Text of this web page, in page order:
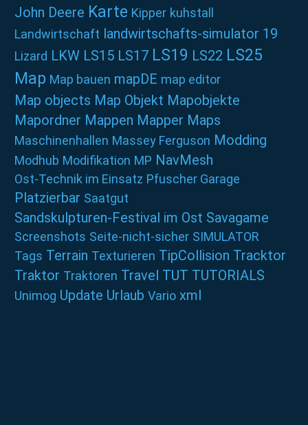
John Deere Karte Kipper kuhstall
Landwirtschaft landwirtschafts-simulator 19
Lizard LKW LS15 LS17 LS19 LS22 LS25
Map Map bauen mapDE map editor
Map objects Map Objekt Mapobjekte
Mapordner Mappen Mapper Maps
Maschinenhallen Massey Ferguson Modding
Modhub Modifikation MP NavMesh
Ost-Technik im Einsatz Pfuscher Garage
Platzierbar Saatgut
Sandskulpturen-Festival im Ost Savagame
Screenshots Seite-nicht-sicher SIMULATOR
Tags Terrain Texturieren TipCollision Tracktor
Traktor Traktoren Travel TUT TUTORIALS
Unimog Update Urlaub Vario xml